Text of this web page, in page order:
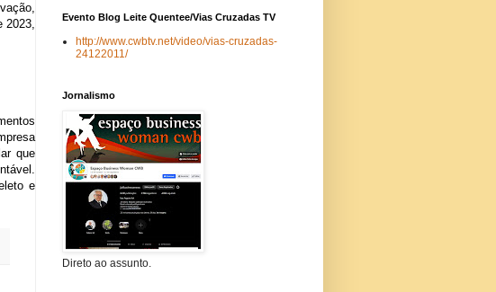
2023,
que
e
Evento Blog Leite Quentee/Vias Cruzadas TV
http://www.cwbtv.net/video/vias-cruzadas-
24122011/
Jornalismo
Direto ao assunto.